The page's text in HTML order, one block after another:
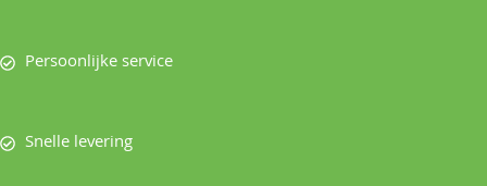
Persoonlijke service
Snelle levering